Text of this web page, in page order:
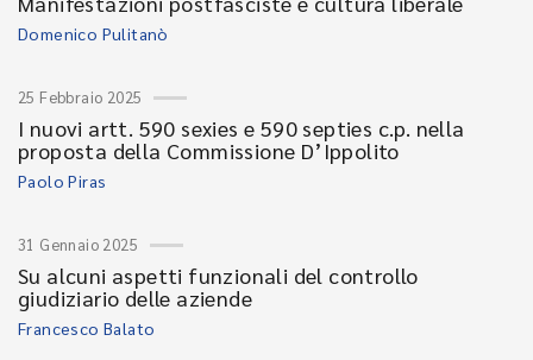
Domenico Pulitanò
25 Febbraio 2025
I nuovi artt. 590 sexies e 590 septies c.p. nella
proposta della Commissione D’Ippolito
Paolo Piras
31 Gennaio 2025
Su alcuni aspetti funzionali del controllo
giudiziario delle aziende
Francesco Balato